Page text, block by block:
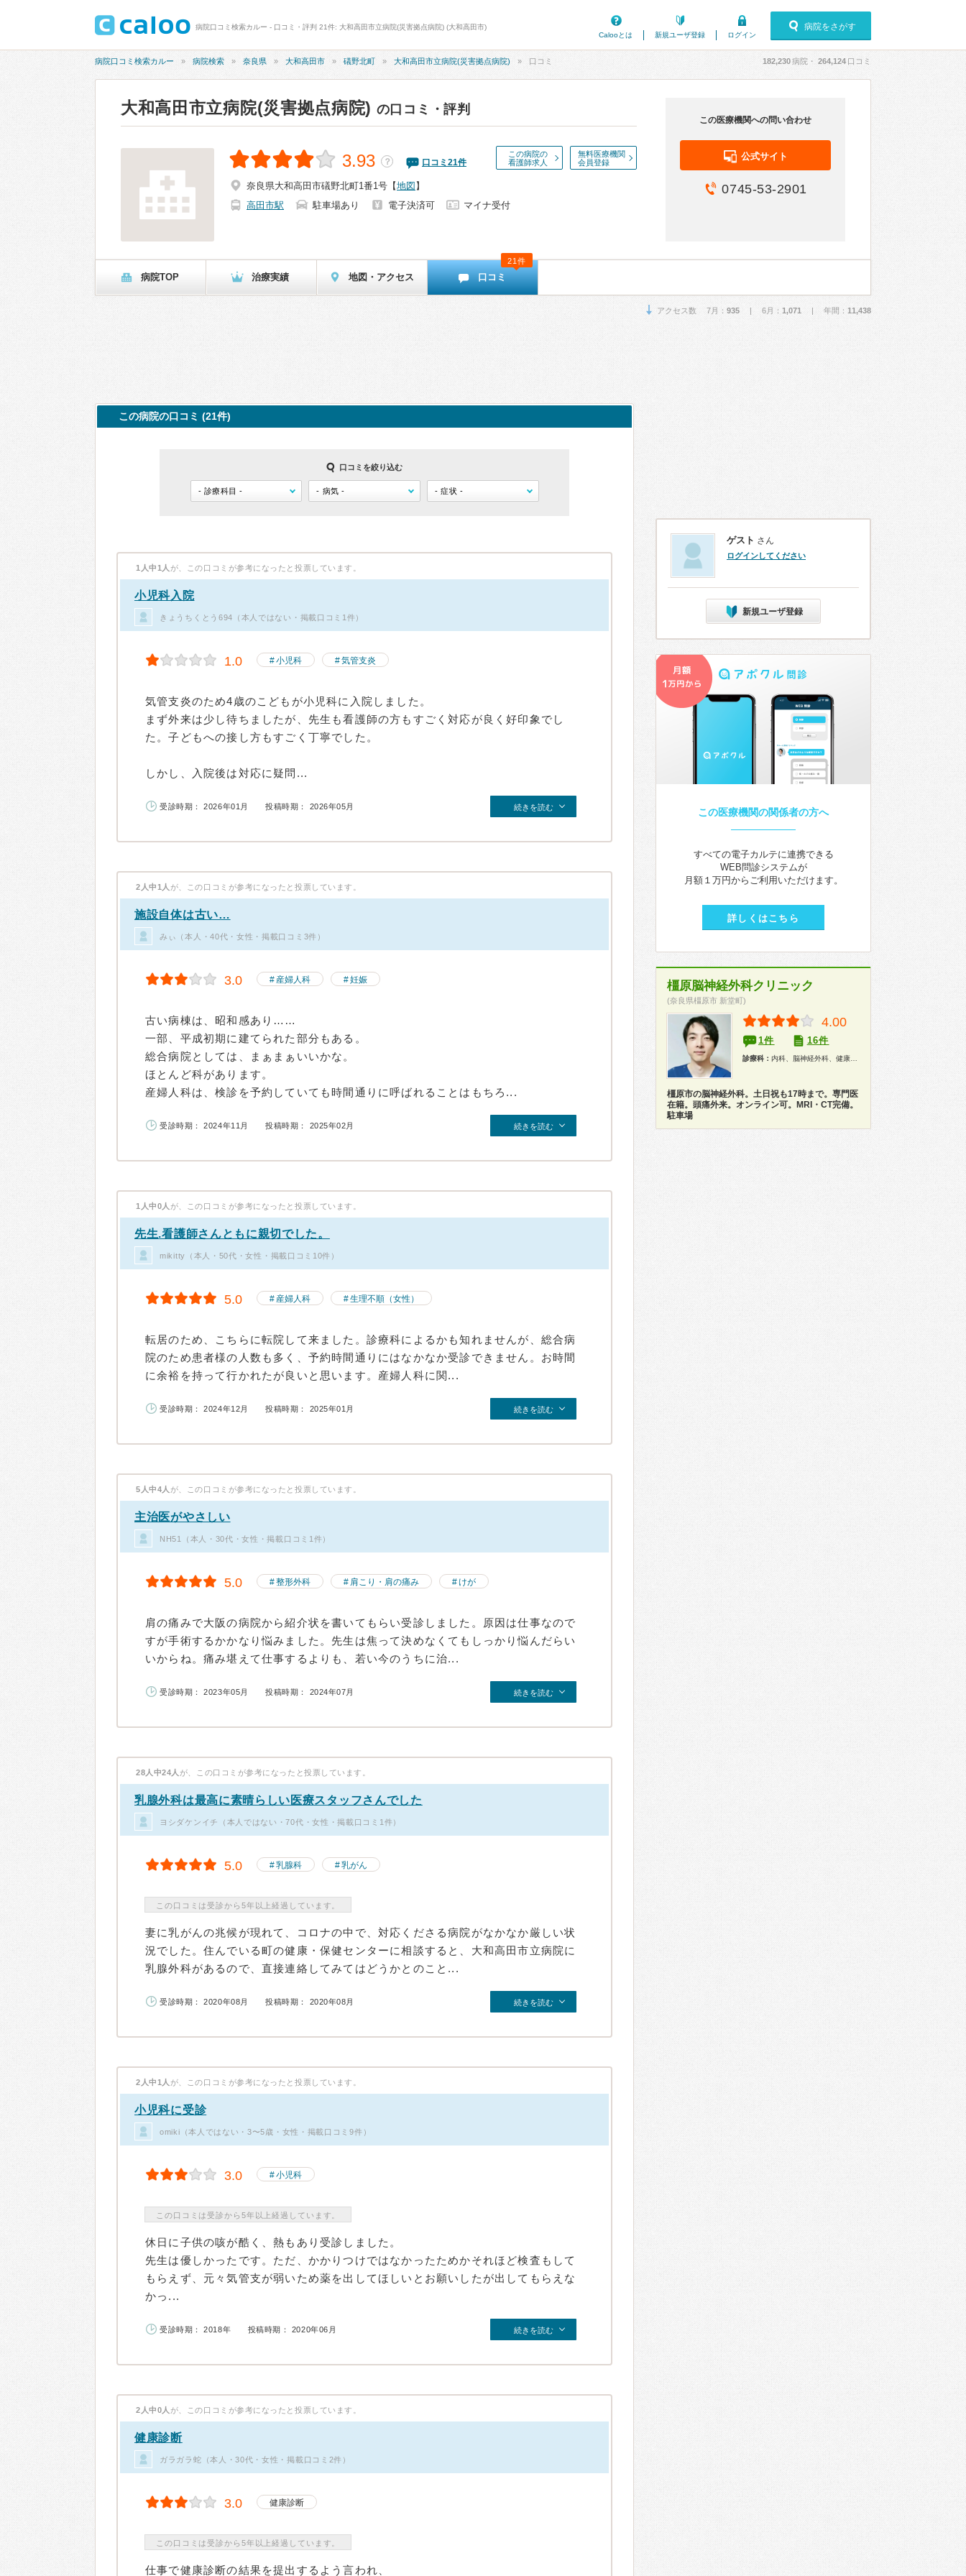
病院口コミ検索カルー - 口コミ・評判 21件: 大和高田市立病院(災害拠点病院) (大和高田市)
Calooとは
新規ユーザ登録 ログイン
病院をさがす
病院口コミ検索カルー 病院検索 奈良県 大和高田市 礒野北町 大和高田市立病院(災害拠点病院) 口コミ 182,230病院・ 264,124 口コミ
大和高田市立病院(災害拠点病院) の口コミ・評判
この病院の
看護師求人
無料医療機関
会員登録
3.93 ？ 口コミ 21件
奈良県大和高田市礒野北町1番1号 【地図 】
高田市駅
駐車場あり 電子決済可 マイナ受付
この医療機関への問い合わせ
公式サイト
0745-53-2901
病院TOP 治療実績 地図・アクセス 口コミ
21件
アクセス数 7月： 935 | 6月： 1,071 | 年間： 11,438
この病院の口コミ (21件)
口コミを絞り込む
1人中1人 が、この口コミが参考になったと投票しています。
小児科入院
きょうちくとう694（本人ではない・掲載口コミ1件）
1.0 小児科 気管支炎
気管支炎のため4歳のこどもが小児科に入院しました。
まず外来は少し待ちましたが、先生も看護師の方もすごく対応が良く好印象でし
た。子どもへの接し方もすごく丁寧でした。
しかし、入院後は対応に疑問...
受診時期： 2026年01月 投稿時期： 2026年05月 続きを読む
2人中1人 が、この口コミが参考になったと投票しています。
施設自体は古い…
みぃ（本人・40代・女性・掲載口コミ3件）
3.0 産婦人科 妊娠
古い病棟は、昭和感あり……
一部、平成初期に建てられた部分もある。
総合病院としては、まぁまぁいいかな。
ほとんど科があります。
産婦人科は、検診を予約していても時間通りに呼ばれることはもちろ...
受診時期： 2024年11月 投稿時期： 2025年02月 続きを読む
1人中0人 が、この口コミが参考になったと投票しています。
先生.看護師さんともに親切でした。
mikitty（本人・50代・女性・掲載口コミ10件）
5.0 産婦人科 生理不順（女性）
転居のため、こちらに転院して来ました。診療科によるかも知れませんが、総合病
院のため患者様の人数も多く、予約時間通りにはなかなか受診できません。お時間
に余裕を持って行かれたが良いと思います。産婦人科に関...
受診時期： 2024年12月 投稿時期： 2025年01月 続きを読む
5人中4人 が、この口コミが参考になったと投票しています。
主治医がやさしい
NH51（本人・30代・女性・掲載口コミ1件）
5.0 整形外科 肩こり・肩の痛み けが
肩の痛みで大阪の病院から紹介状を書いてもらい受診しました。原因は仕事なので
すが手術するかかなり悩みました。先生は焦って決めなくてもしっかり悩んだらい
いからね。痛み堪えて仕事するよりも、若い今のうちに治...
受診時期： 2023年05月 投稿時期： 2024年07月 続きを読む
28人中24人 が、この口コミが参考になったと投票しています。
乳腺外科は最高に素晴らしい医療スタッフさんでした
ヨシダケンイチ（本人ではない・70代・女性・掲載口コミ1件）
5.0 乳腺科 乳がん
この口コミは受診から5年以上経過しています。
妻に乳がんの兆候が現れて、コロナの中で、対応くださる病院がなかなか厳しい状
況でした。住んでいる町の健康・保健センターに相談すると、大和高田市立病院に
乳腺外科があるので、直接連絡してみてはどうかとのこと...
受診時期： 2020年08月 投稿時期： 2020年08月 続きを読む
2人中1人 が、この口コミが参考になったと投票しています。
小児科に受診
omiki（本人ではない・3〜5歳・女性・掲載口コミ9件）
3.0 小児科
この口コミは受診から5年以上経過しています。
休日に子供の咳が酷く、熱もあり受診しました。
先生は優しかったです。ただ、かかりつけではなかったためかそれほど検査もして
もらえず、元々気管支が弱いため薬を出してほしいとお願いしたが出してもらえな
かっ...
受診時期： 2018年 投稿時期： 2020年06月 続きを読む
2人中0人 が、この口コミが参考になったと投票しています。
健康診断
ガラガラ蛇（本人・30代・女性・掲載口コミ2件）
3.0 健康診断
この口コミは受診から5年以上経過しています。
仕事で健康診断の結果を提出するよう言われ、
ゲスト さん
ログインしてください
新規ユーザ登録
この医療機関の関係者の方へ
すべての電子カルテに連携できる
WEB問診システムが
月額１万円からご利用いただけます。
詳しくはこちら
橿原脳神経外科クリニック
(奈良県橿原市 新堂町)
4.00
1件 16件
診療科： 内科、脳神経外科、健康診断、人間ドック
橿原市の脳神経外科。土日祝も17時まで。専門医
在籍。頭痛外来。オンライン可。MRI・CT完備。
駐車場